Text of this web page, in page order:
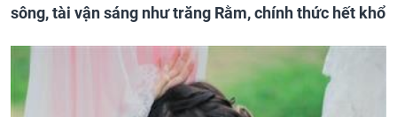
sông, tài vận sáng như trăng Rằm, chính thức hết khổ